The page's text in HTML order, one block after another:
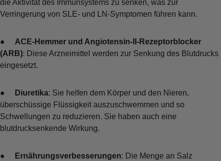
die Aktivität des Immunsystems zu senken, was zur
Verringerung von SLE- und LN-Symptomen führen kann.
● ACE-Hemmer und Angiotensin-II-Rezeptorblocker
(ARB): Diese Arzneimittel werden zur Senkung des Blutdrucks
eingesetzt.
● Diuretika: Sie helfen dem Körper und den Nieren,
überschüssige Flüssigkeit auszuschwemmen und so
Schwellungen zu reduzieren. Sie haben auch eine
blutdrucksenkende Wirkung.
● Ernährungsverbesserungen: Die Menge an Salz